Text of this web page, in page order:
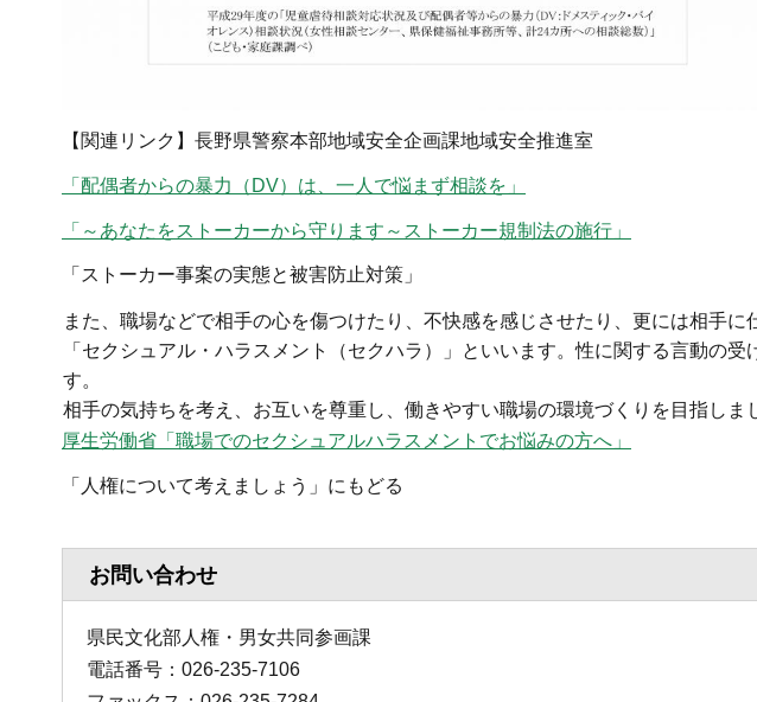
【関連リンク】長野県警察本部地域安全企画課地域安全推進室
「配偶者からの暴力（DV）は、一人で悩まず相談を」
「～あなたをストーカーから守ります～ストーカー規制法の施行」
「ストーカー事案の実態と被害防止対策」
また、職場などで相手の心を傷つけたり、不快感を感じさせたり、更には相手
「セクシュアル・ハラスメント（セクハラ）」といいます。性に関する言動の
す。
相手の気持ちを考え、お互いを尊重し、働きやすい職場の環境づくりを目指しま
厚生労働省 「 職場でのセクシュアルハラスメントでお悩みの方へ」
「人権について考えましょう」にもどる
お問い合わせ
県民文化部人権・男女共同参画課
電話番号：026-235-7106